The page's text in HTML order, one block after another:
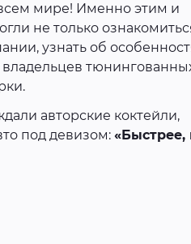
мире! Именно этим и
не только
узнать об
авторские коктейли,
под девизом: «Быстрее,